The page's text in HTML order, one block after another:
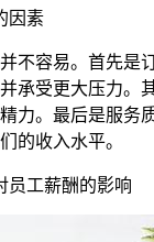
因素
不容易。首先是
承受更大压力。
力。最后是服务
的收入水平。
员工薪酬的影响